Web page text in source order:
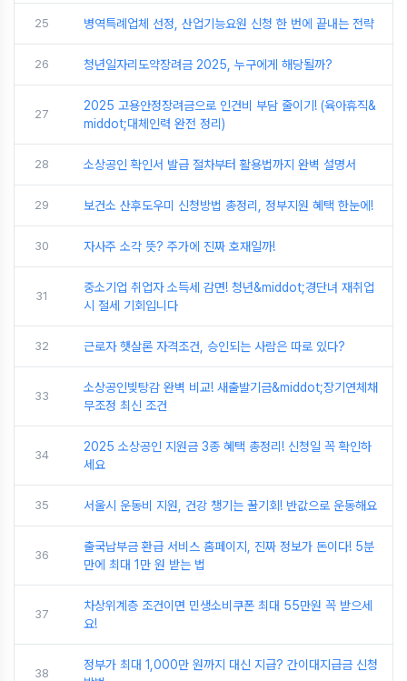
25 병역특례업체 선정, 산업기능요원 신청 한 번에 끝내는 전략
26 청년일자리도약장려금 2025, 누구에게 해당될까?
27
2025 고용안정장려금으로 인건비 부담 줄이기! (육아휴직&
middot;대체인력 완전 정리)
28 소상공인 확인서 발급 절차부터 활용법까지 완벽 설명서
29 보건소 산후도우미 신청방법 총정리, 정부지원 혜택 한눈에!
30 자사주 소각 뜻? 주가에 진짜 호재일까!
31
중소기업 취업자 소득세 감면! 청년&middot;경단녀 재취업
시 절세 기회입니다
32 근로자 햇살론 자격조건, 승인되는 사람은 따로 있다?
33
소상공인빚탕감 완벽 비교! 새출발기금&middot;장기연체채
무조정 최신 조건
34
2025 소상공인 지원금 3종 혜택 총정리! 신청일 꼭 확인하
세요
35 서울시 운동비 지원, 건강 챙기는 꿀기회! 반값으로 운동해요
36
출국납부금 환급 서비스 홈페이지, 진짜 정보가 돈이다! 5분
만에 최대 1만 원 받는 법
37
차상위계층 조건이면 민생소비쿠폰 최대 55만원 꼭 받으세
요!
38
정부가 최대 1,000만 원까지 대신 지급? 간이대지급금 신청